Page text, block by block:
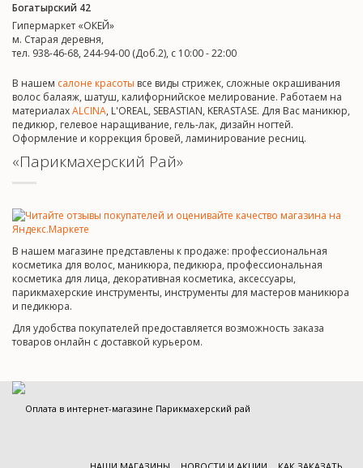
Богатырский 42
Гипермаркет «ОКЕЙ»
м. Старая деревня,
тел. 938-46-68, 244-94-00 (Доб.2), c 10:00 - 22:00
В нашем салоне красоты все виды стрижек, сложные окрашивания
волос балаяж, шатуш, калифорнийское мелирование. Работаем на
материалахALCINA, L'OREAL, SEBASTIAN, KERASTASE. Для Вас маникюр,
педикюр, гелевое наращивание, гель-лак, дизайн ногтей.
Оформление и коррекция бровей, ламинирование ресниц.
«Парикмахерский Рай»
В нашем магазине представлены к продаже: профессиональная
косметика для волос, маникюра, педикюра, профессиональная
косметика для лица, декоративная косметика, аксессуары,
парикмахерские инструменты, инструменты для мастеров маникюра
и педикюра.
Для удобства покупателей предоставляется возможность заказа
товаров онлайн с доставкой курьером.